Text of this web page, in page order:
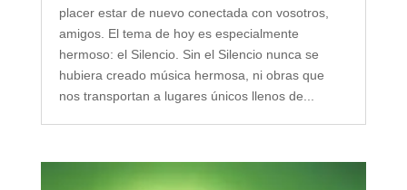
placer estar de nuevo conectada con vosotros,
amigos. El tema de hoy es especialmente
hermoso: el Silencio. Sin el Silencio nunca se
hubiera creado música hermosa, ni obras que
nos transportan a lugares únicos llenos de...